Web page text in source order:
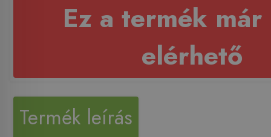
Ez a termék már
elérhető
Termék leírás